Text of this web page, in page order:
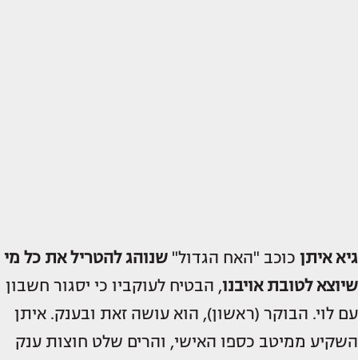
גיא איתן כוכב "האח הגדול" שנוהג להטריל את כל מי
שיוצא לטובת אויבנו, הבטיח לעוקביו כי יסגור חשבון
עם לוי. הבוקר (ראשון), הוא עושה זאת ובענק. איתן
השקיע ממיטב כספו האישי, והרים שלט חוצות ענק